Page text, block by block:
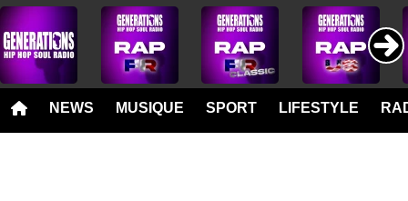
NEWS MUSIQUE SPORT LIFESTYLE